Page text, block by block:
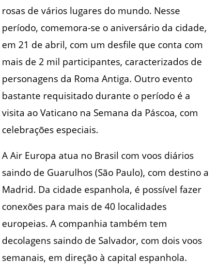
rosas de vários lugares do mundo. Nesse
período, comemora-se o aniversário da cidade,
em 21 de abril, com um desfile que conta com
mais de 2 mil participantes, caracterizados de
personagens da Roma Antiga. Outro evento
bastante requisitado durante o período é a
visita ao Vaticano na Semana da Páscoa, com
celebrações especiais.
A Air Europa atua no Brasil com voos diários
saindo de Guarulhos (São Paulo), com destino a
Madrid. Da cidade espanhola, é possível fazer
conexões para mais de 40 localidades
europeias. A companhia também tem
decolagens saindo de Salvador, com dois voos
semanais, em direção à capital espanhola.